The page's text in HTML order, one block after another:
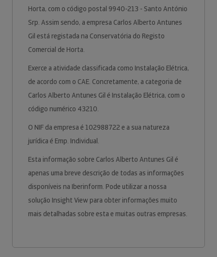
Horta, com o código postal 9940-213 - Santo António
Srp. Assim sendo, a empresa Carlos Alberto Antunes
Gil está registada na Conservatória do Registo
Comercial de Horta.
Exerce a atividade classificada como Instalação Elétrica,
de acordo com o CAE. Concretamente, a categoria de
Carlos Alberto Antunes Gil é Instalação Elétrica, com o
código numérico 43210.
O NIF da empresa é 102988722 e a sua natureza
jurídica é Emp. Individual.
Esta informação sobre Carlos Alberto Antunes Gil é
apenas uma breve descrição de todas as informações
disponíveis na Iberinform. Pode utilizar a nossa
solução Insight View para obter informações muito
mais detalhadas sobre esta e muitas outras empresas.